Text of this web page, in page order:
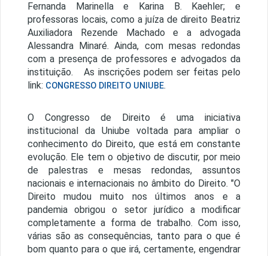
Fernanda Marinella e Karina B. Kaehler; e
professoras locais, como a juíza de direito Beatriz
Auxiliadora Rezende Machado e a advogada
Alessandra Minaré. Ainda, com mesas redondas
com a presença de professores e advogados da
instituição.
As inscrições podem ser feitas pelo
link: CONGRESSO DIREITO UNIUBE.
O Congresso de Direito é uma iniciativa
institucional da Uniube voltada para ampliar o
conhecimento do Direito, que está em constante
evolução. Ele tem o objetivo de discutir, por meio
de palestras e mesas redondas, assuntos
nacionais e internacionais no âmbito do Direito. "O
Direito mudou muito nos últimos anos e a
pandemia obrigou o setor jurídico a modificar
completamente a forma de trabalho. Com isso,
várias são as consequências, tanto para o que é
bom quanto para o que irá, certamente, engendrar